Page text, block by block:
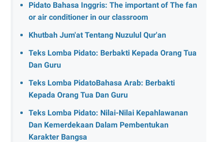
Pidato Bahasa Inggris: The important of The fan
or air conditioner in our classroom
Khutbah Jum'at Tentang Nuzulul Qur'an
Teks Lomba Pidato: Berbakti Kepada Orang Tua
Dan Guru
Teks Lomba PidatoBahasa Arab: Berbakti
Kepada Orang Tua Dan Guru
Teks Lomba Pidato: Nilai-Nilai Kepahlawanan
Dan Kemerdekaan Dalam Pembentukan
Karakter Bangsa